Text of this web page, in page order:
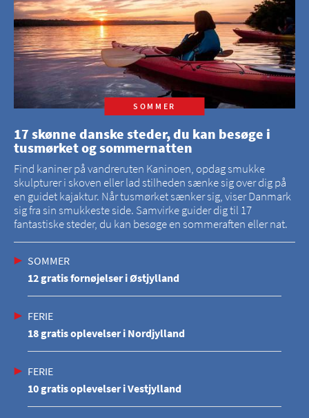
SOMMER
17 skønne danske steder, du kan besøge i
tusmørket og sommernatten
Find kaniner på vandreruten Kaninoen, opdag smukke
skulpturer i skoven eller lad stilheden sænke sig over dig på
en guidet kajaktur. Når tusmørket sænker sig, viser Danmark
sig fra sin smukkeste side. Samvirke guider dig til 17
fantastiske steder, du kan besøge en sommeraften eller nat.
SOMMER
12 gratis fornøjelser i Østjylland
FERIE
18 gratis oplevelser i Nordjylland
FERIE
10 gratis oplevelser i Vestjylland